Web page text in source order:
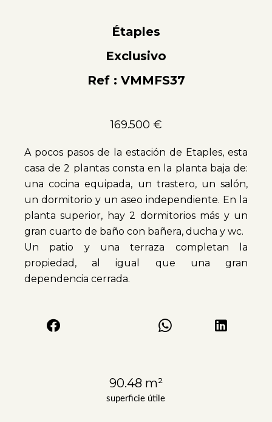
superficie útile
90.48 m²
Étaples
Exclusivo
Ref : VMMFS37
169.500 €
A pocos pasos de la estación de Etaples, esta
casa de 2 plantas consta en la planta baja de:
una cocina equipada, un trastero, un salón,
un dormitorio y un aseo independiente. En la
planta superior, hay 2 dormitorios más y un
gran cuarto de baño con bañera, ducha y wc.
Un patio y una terraza completan la
propiedad, al igual que una gran
dependencia cerrada.